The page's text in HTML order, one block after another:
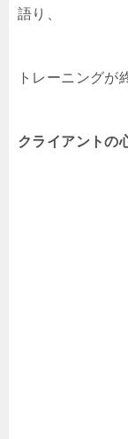
語り、
トレーニングが
クライアントの